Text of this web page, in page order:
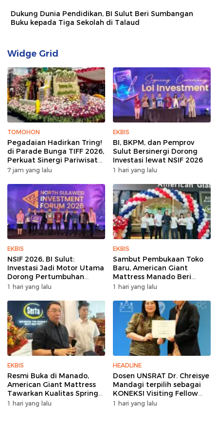
Dukung Dunia Pendidikan, BI Sulut Beri Sumbangan
Buku kepada Tiga Sekolah di Talaud
Widge Grid
TOMOHON
Pegadaian Hadirkan Tring!
di Parade Bunga TIFF 2026,
Perkuat Sinergi Pariwisata
Sulut
7 jam yang lalu
EKBIS
BI, BKPM, dan Pemprov
Sulut Bersinergi Dorong
Investasi lewat NSIF 2026
1 hari yang lalu
EKBIS
NSIF 2026, BI Sulut:
Investasi Jadi Motor Utama
Dorong Pertumbuhan
Ekonomi Sulut
1 hari yang lalu
EKBIS
Sambut Pembukaan Toko
Baru, American Giant
Mattress Manado Beri
Promo Hemat Jutaan
1 hari yang lalu
EKBIS
Resmi Buka di Manado,
American Giant Mattress
Tawarkan Kualitas Spring
Bed Premium
1 hari yang lalu
HEADLINE
Dosen UNSRAT Dr. Chreisye
Mandagi terpilih sebagai
KONEKSI Visiting Fellow
2026 di Australia
1 hari yang lalu